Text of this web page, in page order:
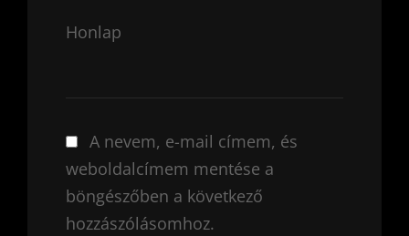
Honlap
A nevem, e-mail címem, és
weboldalcímem mentése a
böngészőben a következő
hozzászólásomhoz.